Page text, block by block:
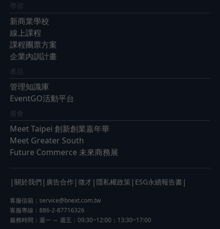
學習
新商業學校
線上課程
課程團票方案
企業內訓計畫
產品
管理知識庫
EventGO活動平台
展會
Meet Taipei 創新創業嘉年華
Meet Greater South
Future Commerce 未來商務展
| 關於我們 | 廣告合作 | 徵才 | 隱私權政策 | ESG永續報告書 |
客服信箱： service@bnext.com.tw
客服專線：886-2-87716326
服務時間：週一 ～ 週五：09:30~12:00；13:30~17:00